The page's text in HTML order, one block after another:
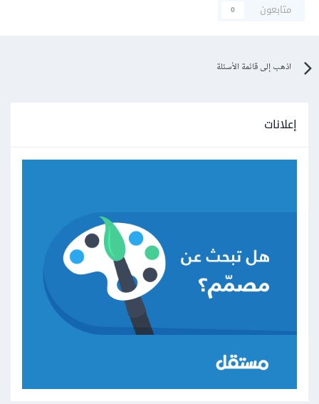
متابعون
0
اذهب إلى قائمة الأسئلة
إعلانات